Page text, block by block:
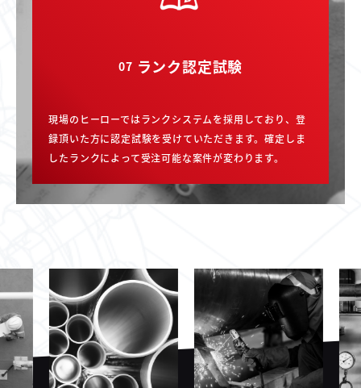
07 ランク認定試験
現場のヒーローではランクシステムを採用しており、登
録頂いた方に認定試験を受けていただきます。確定しま
したランクによって受注可能な案件が変わります。